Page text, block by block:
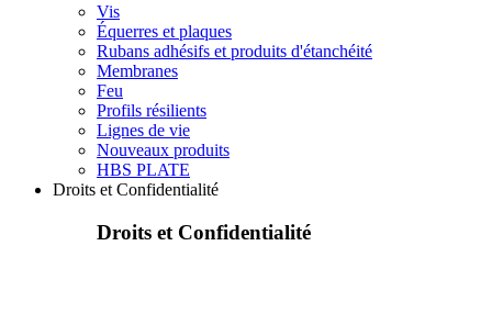
Vis
Équerres et plaques
Rubans adhésifs et produits d'étanchéité
Membranes
Feu
Profils résilients
Lignes de vie
Nouveaux produits
HBS PLATE
Droits et Confidentialité
Droits et Confidentialité